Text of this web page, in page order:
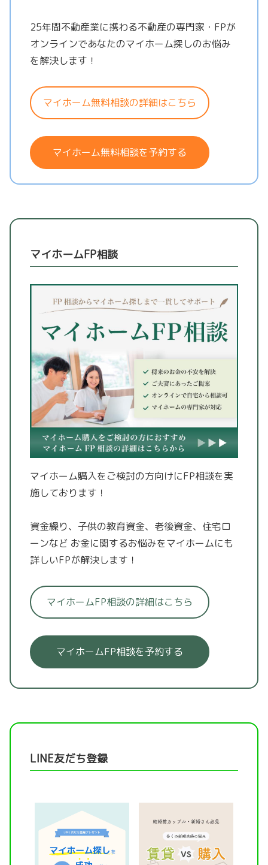
25年間不動産業に携わる不動産の専門家・FPが
オンラインであなたのマイホーム探しのお悩み
を解決します！
マイホーム無料相談の詳細はこちら
マイホーム無料相談を予約する
マイホームFP相談
マイホーム購入をご検討の方向けにFP相談を実
施しております！
資金繰り、子供の教育資金、老後資金、住宅ロ
ーンなど お金に関するお悩みをマイホームにも
詳しいFPが解決します！
マイホームFP相談の詳細はこちら
マイホームFP相談を予約する
LINE友だち登録